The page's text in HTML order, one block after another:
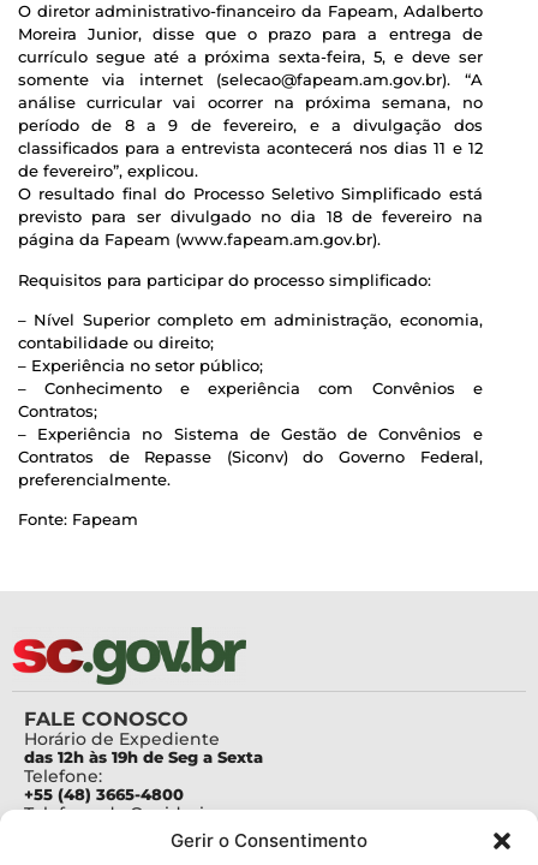
Gerir o Consentimento
O diretor administrativo-financeiro da Fapeam, Adalberto
Moreira Junior, disse que o prazo para a entrega de
currículo segue até a próxima sexta-feira, 5, e deve ser
somente via internet (selecao@fapeam.am.gov.br). “A
análise curricular vai ocorrer na próxima semana, no
período de 8 a 9 de fevereiro, e a divulgação dos
classificados para a entrevista acontecerá nos dias 11 e 12
de fevereiro”, explicou.
O resultado final do Processo Seletivo Simplificado está
previsto para ser divulgado no dia 18 de fevereiro na
página da Fapeam (www.fapeam.am.gov.br).
Requisitos para participar do processo simplificado:
– Nível Superior completo em administração, economia,
contabilidade ou direito;
– Experiência no setor público;
– Conhecimento e experiência com Convênios e
Contratos;
– Experiência no Sistema de Gestão de Convênios e
Contratos de Repasse (Siconv) do Governo Federal,
preferencialmente.
Fonte: Fapeam
FALE CONOSCO
Horário de Expediente
das 12h às 19h de Seg a Sexta
Telefone:
+55 (48) 3665-4800
Telefone da Ouvidoria